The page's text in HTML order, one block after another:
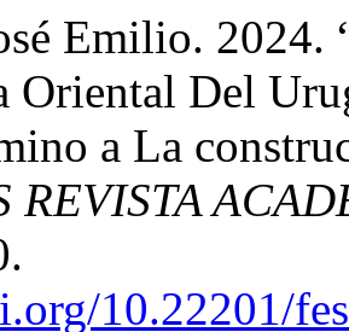
Emilio. 2024.
Oriental Del
a La
REVISTA
10.22201/